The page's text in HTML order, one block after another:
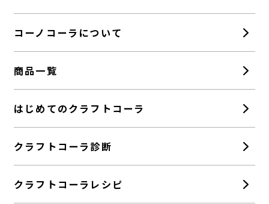
コーノコーラについて
商品一覧
はじめてのクラフトコーラ
クラフトコーラ診断
クラフトコーラレシピ